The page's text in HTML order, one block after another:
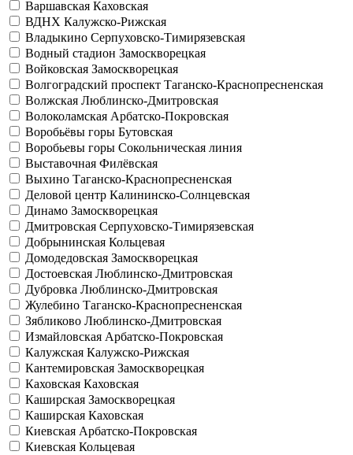
Варшавская Каховская
ВДНХ Калужско-Рижская
Владыкино Серпуховско-Тимирязевская
Водный стадион Замоскворецкая
Войковская Замоскворецкая
Волгоградский проспект Таганско-Краснопресненская
Волжская Люблинско-Дмитровская
Волоколамская Арбатско-Покровская
Воробьёвы горы Бутовская
Воробьевы горы Сокольническая линия
Выставочная Филёвская
Выхино Таганско-Краснопресненская
Деловой центр Калининско-Солнцевская
Динамо Замоскворецкая
Дмитровская Серпуховско-Тимирязевская
Добрынинская Кольцевая
Домодедовская Замоскворецкая
Достоевская Люблинско-Дмитровская
Дубровка Люблинско-Дмитровская
Жулебино Таганско-Краснопресненская
Зябликово Люблинско-Дмитровская
Измайловская Арбатско-Покровская
Калужская Калужско-Рижская
Кантемировская Замоскворецкая
Каховская Каховская
Каширская Замоскворецкая
Каширская Каховская
Киевская Арбатско-Покровская
Киевская Кольцевая